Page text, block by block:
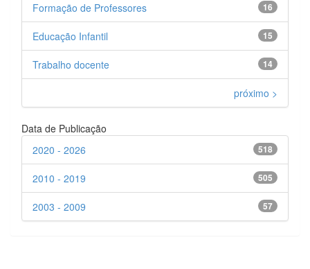
16
Formação de Professores
15
Educação Infantil
14
Trabalho docente
próximo >
Data de Publicação
518
2020 - 2026
505
2010 - 2019
57
2003 - 2009